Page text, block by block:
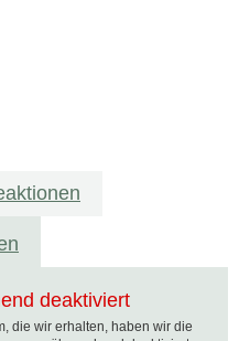
deaktiviert
die wir erhalten, haben wir die